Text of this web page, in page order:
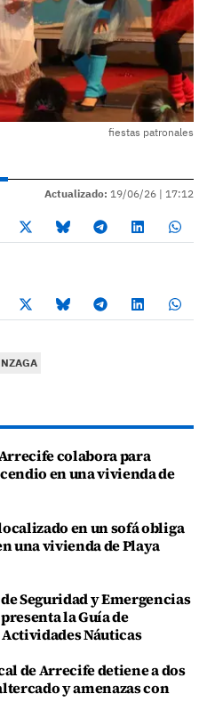
fiestas patronales
Actualizado: 19/06/26 | 17:12
colabora para
en una vivienda de
en un sofá obliga
una vivienda de Playa
Seguridad y Emergencias
la Guía de
Náuticas
de Arrecife detiene a dos
y amenazas con